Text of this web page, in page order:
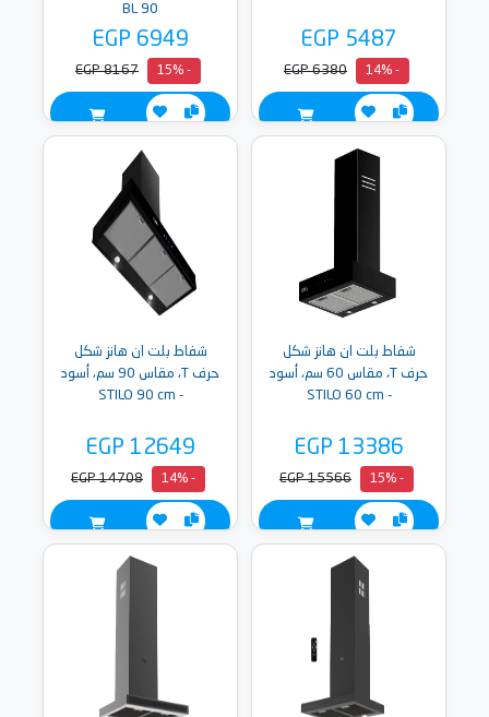
EGP 5487
- 14%
EGP 6380
BL 90
EGP 6949
- 15%
EGP 8167
شفاط بلت ان هانز شكل
حرف T، مقاس 60 سم، أسود
- STILO 60 cm
EGP 13386
- 15%
EGP 15566
شفاط بلت ان هانز شكل
حرف T، مقاس 90 سم، أسود
- STILO 90 cm
EGP 12649
- 14%
EGP 14708